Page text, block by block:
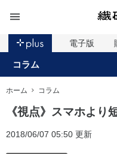
電子版
コラム
ホーム コラム
《視点》スマホより
2018/06/07 05:50 更新